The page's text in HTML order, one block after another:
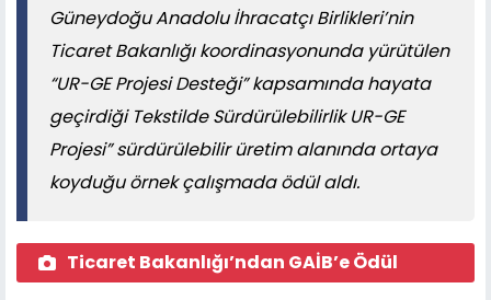
Güneydoğu Anadolu İhracatçı Birlikleri’nin
Ticaret Bakanlığı koordinasyonunda yürütülen
“UR-GE Projesi Desteği” kapsamında hayata
geçirdiği Tekstilde Sürdürülebilirlik UR-GE
Projesi” sürdürülebilir üretim alanında ortaya
koyduğu örnek çalışmada ödül aldı.
Ticaret Bakanlığı’ndan GAİB’e Ödül